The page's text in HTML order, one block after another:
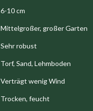
6-10 cm
Mittelgroßer, großer Garten
Sehr robust
Torf, Sand, Lehmboden
Verträgt wenig Wind
Trocken, feucht